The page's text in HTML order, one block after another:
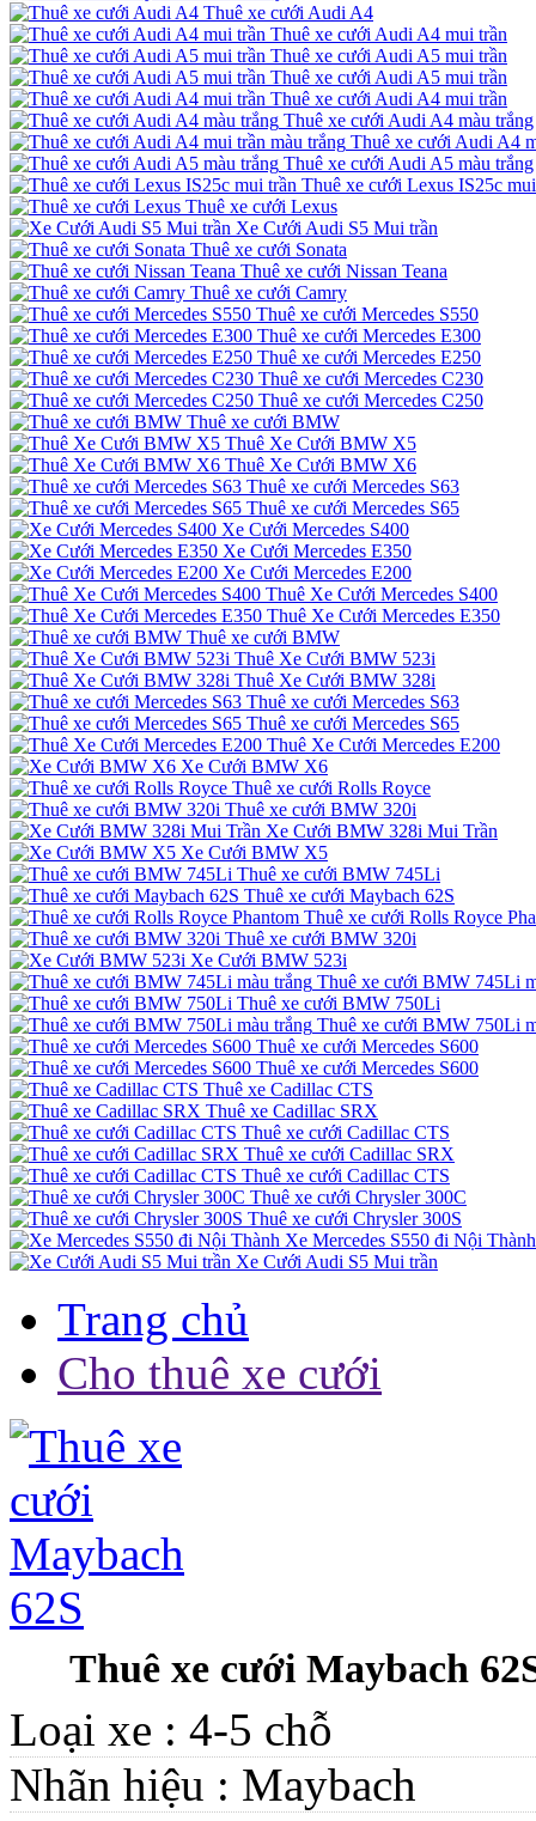
Thuê xe cưới Audi A4
Thuê xe cưới Audi A4 mui trần
Thuê xe cưới Audi A5 mui trần
Thuê xe cưới Audi A5 mui trần
Thuê xe cưới Audi A4 mui trần
Thuê xe cưới Audi A4 màu trắng
Thuê xe cưới Audi A4
Thuê xe cưới Audi A5 màu trắng
Thuê xe cưới Lexus IS25c
Thuê xe cưới Lexus
Xe Cưới Audi S5 Mui trần
Thuê xe cưới Sonata
Thuê xe cưới Nissan Teana
Thuê xe cưới Camry
Thuê xe cưới Mercedes S550
Thuê xe cưới Mercedes E300
Thuê xe cưới Mercedes E250
Thuê xe cưới Mercedes C230
Thuê xe cưới Mercedes C250
Thuê xe cưới BMW
Thuê Xe Cưới BMW X5
Thuê Xe Cưới BMW X6
Thuê xe cưới Mercedes S63
Thuê xe cưới Mercedes S65
Xe Cưới Mercedes S400
Xe Cưới Mercedes E350
Xe Cưới Mercedes E200
Thuê Xe Cưới Mercedes S400
Thuê Xe Cưới Mercedes E350
Thuê xe cưới BMW
Thuê Xe Cưới BMW 523i
Thuê Xe Cưới BMW 328i
Thuê xe cưới Mercedes S63
Thuê xe cưới Mercedes S65
Thuê Xe Cưới Mercedes E200
Xe Cưới BMW X6
Thuê xe cưới Rolls Royce
Thuê xe cưới BMW 320i
Xe Cưới BMW 328i Mui Trần
Xe Cưới BMW X5
Thuê xe cưới BMW 745Li
Thuê xe cưới Maybach 62S
Thuê xe cưới Rolls Royce
Thuê xe cưới BMW 320i
Xe Cưới BMW 523i
Thuê xe cưới BMW 745Li
Thuê xe cưới BMW 750Li
Thuê xe cưới BMW 750Li
Thuê xe cưới Mercedes S600
Thuê xe cưới Mercedes S600
Thuê xe Cadillac CTS
Thuê xe Cadillac SRX
Thuê xe cưới Cadillac CTS
Thuê xe cưới Cadillac SRX
Thuê xe cưới Cadillac CTS
Thuê xe cưới Chrysler 300C
Thuê xe cưới Chrysler 300S
Xe Mercedes S550 đi Nội Thành
Xe Cưới Audi S5 Mui trần
Trang chủ
Cho thuê xe cưới
Thuê xe cưới Maybach
Loại xe : 4-5 chỗ
Nhãn hiệu : Maybach